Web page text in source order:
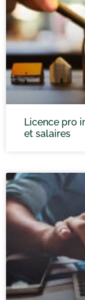
Licence pro
et salaires